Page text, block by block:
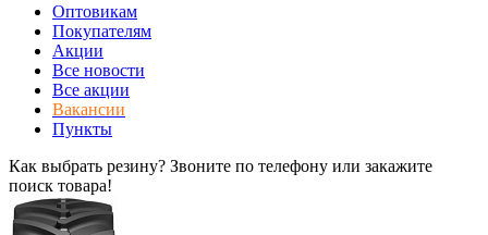
Оптовикам
Покупателям
Акции
Все новости
Все акции
Вакансии
Пункты
Как выбрать резину? Звоните по телефону или закажите
поиск товара!